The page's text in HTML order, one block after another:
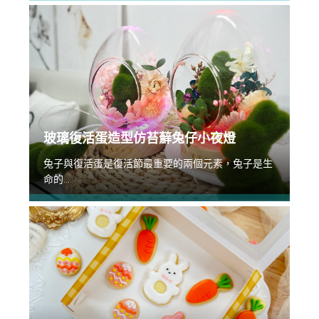
玻璃復活蛋造型仿苔蘚兔仔小夜燈
兔子與復活蛋是復活節最重要的兩個元素，兔子是生
命的...